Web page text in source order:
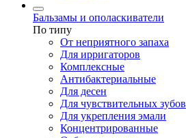
Бальзамы и ополаскиватели
По типу
От неприятного запаха
Для ирригаторов
Комплексные
Антибактериальные
Для десен
Для чувствительных зубов
Для укрепления эмали
Концентрированные